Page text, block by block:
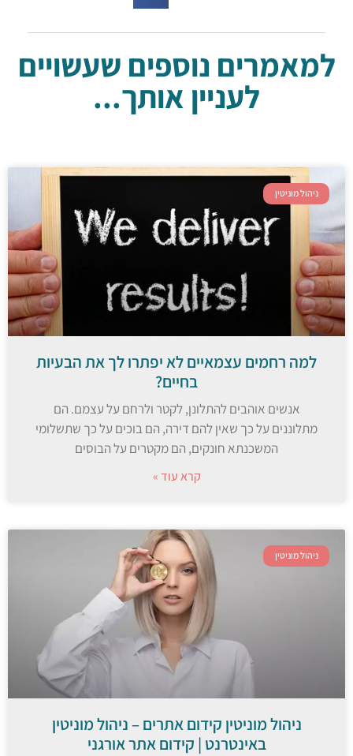
למאמרים נוספים שעשויים
לעניין אותך...
ניהול מוניטין
למה רחמים עצמאיים לא יפתרו לך את הבעיות
בחיים?
אנשים אוהבים להתלונן, לקטר ולרחם על עצמם. הם
מתלוננים על כך שאין להם דירה, הם בוכים על כך שתשלומי
המשכנתא חונקים, הם מקטרים על הבוסים
קרא עוד »
ניהול מוניטין
ניהול מוניטין קידום אתרים – ניהול מוניטין
באינטרנט | קידום אתר אורגני